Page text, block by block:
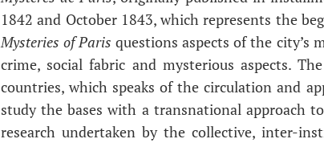
1842 and October 1843, which represents the
Mysteries of Paris questions aspects of the city’s
crime, social fabric and mysterious aspects.
countries, which speaks of the circulation and
study the bases with a transnational approach
research undertaken by the collective, inter-